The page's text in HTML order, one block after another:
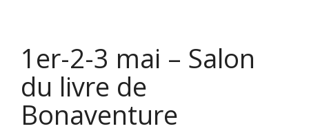
1er-2-3 mai – Salon
du livre de
Bonaventure